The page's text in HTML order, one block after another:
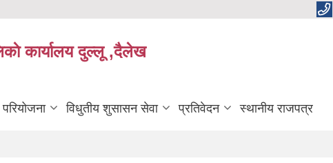
कार्यालय दुल्लू ,दैलेख
विधुतीय शुसासन सेवा प्रतिवेदन स्थानीय राजपत्र